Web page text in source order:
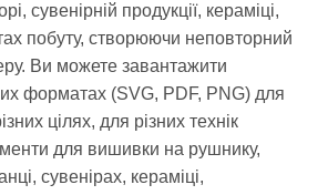
сувенірній продукції, кераміці,
побуту, створюючи неповторний
Ви можете завантажити
форматах (SVG, PDF, PNG) для
цілях, для різних технік
для вишивки на рушнику,
сувенірах, кераміці,